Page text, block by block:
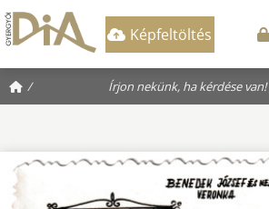
Képfeltöltés
/ Írjon nekünk, ha kérdése van!